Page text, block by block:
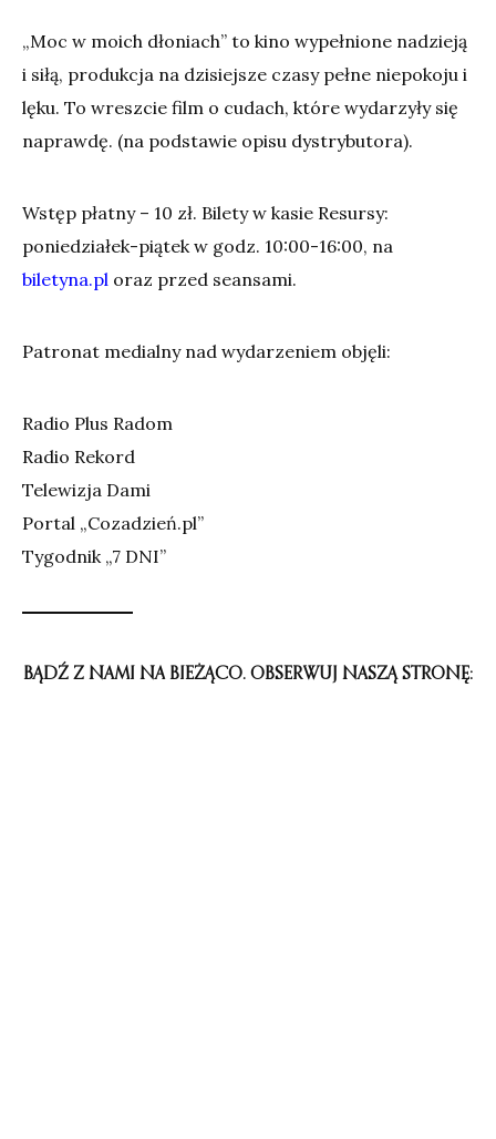
„Moc w moich dłoniach” to kino wypełnione nadzieją
i siłą, produkcja na dzisiejsze czasy pełne niepokoju i
lęku. To wreszcie film o cudach, które wydarzyły się
naprawdę. (na podstawie opisu dystrybutora).
Wstęp płatny – 10 zł. Bilety w kasie Resursy:
poniedziałek-piątek w godz. 10:00-16:00, na
biletyna.pl oraz przed seansami.
Patronat medialny nad wydarzeniem objęli:
Radio Plus Radom
Radio Rekord
Telewizja Dami
Portal „Cozadzień.pl”
Tygodnik „7 DNI”
BĄDŹ Z NAMI NA BIEŻĄCO. OBSERWUJ NASZĄ STRONĘ: